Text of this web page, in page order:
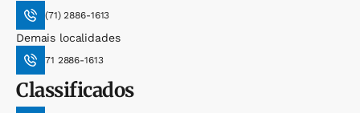
(71) 2886-1613
Demais localidades
71 2886-1613
Classificados